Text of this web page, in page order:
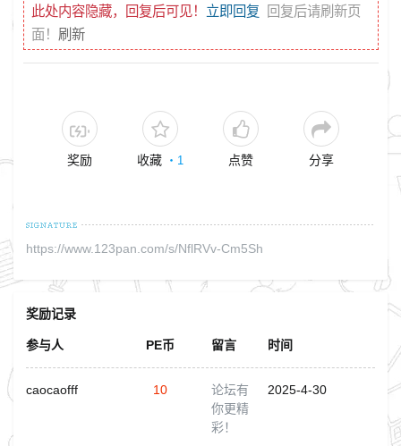
此处内容隐藏，回复后可见！ 立即回复
回复后请刷新页
面！ 刷新
奖励 收藏 ・ 1 点赞 分享
https://www.123pan.com/s/NflRVv-Cm5Sh
奖励记录
参与人 PE币 留言 时间
caocaofff 10
论坛有
你更精
彩！
2025-4-30